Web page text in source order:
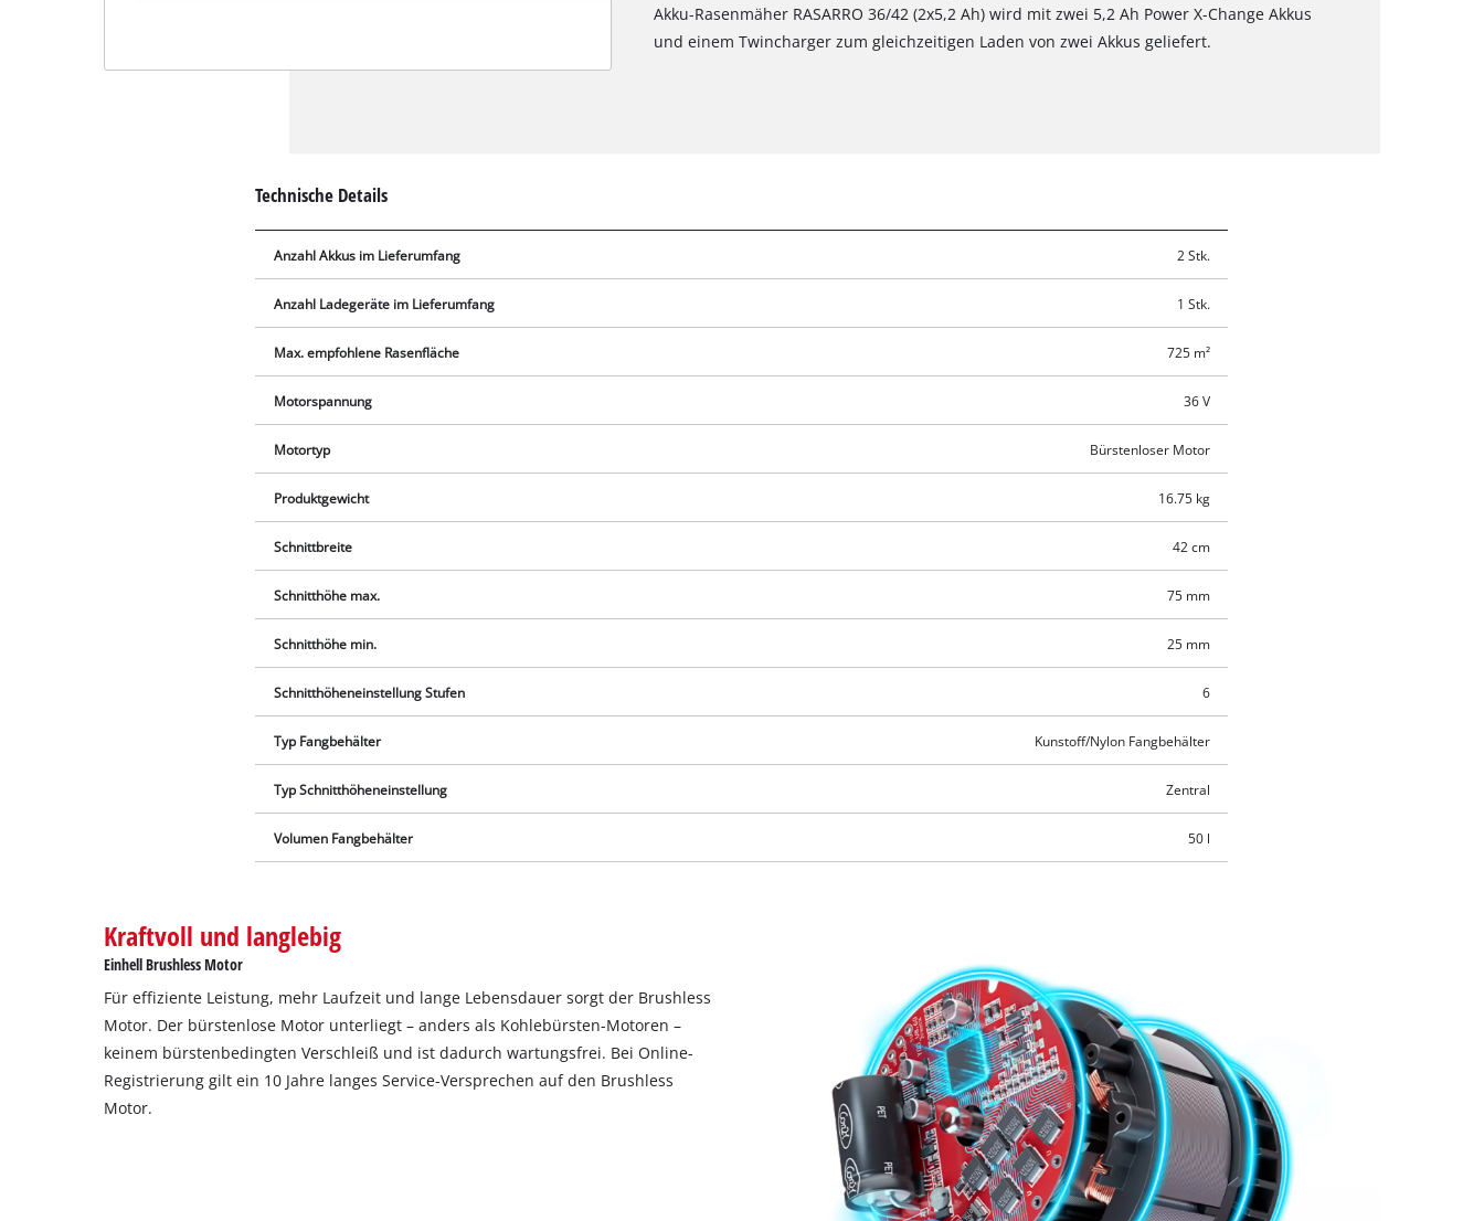
to trackers that are not disclosed to the
the site with their CMP to add this content
Akku-Rasenmäher RASARRO 36/42 (2x5,2 Ah) wird mit zwei 5,2 Ah Power X-Change Akkus
und einem Twincharger zum gleichzeitigen Laden von zwei Akkus geliefert.
Technische Details
Anzahl Akkus im Lieferumfang 2 Stk.
Anzahl Ladegeräte im Lieferumfang 1 Stk.
Max. empfohlene Rasenfläche 725 m²
Motorspannung 36 V
Motortyp Bürstenloser Motor
Produktgewicht 16.75 kg
Schnittbreite 42 cm
Schnitthöhe max. 75 mm
Schnitthöhe min. 25 mm
Schnitthöheneinstellung Stufen 6
Typ Fangbehälter Kunstoff/Nylon Fangbehälter
Typ Schnitthöheneinstellung Zentral
Volumen Fangbehälter 50 l
Kraftvoll und langlebig
Einhell Brushless Motor
Für effiziente Leistung, mehr Laufzeit und lange Lebensdauer sorgt der Brushless
Motor. Der bürstenlose Motor unterliegt – anders als Kohlebürsten-Motoren –
keinem bürstenbedingten Verschleiß und ist dadurch wartungsfrei. Bei Online-
Registrierung gilt ein 10 Jahre langes Service-Versprechen auf den Brushless
Motor.